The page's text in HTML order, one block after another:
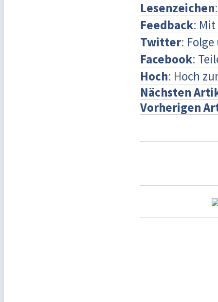
Lesenzeichen
Feedback:
Twitter:
Facebook:
Hoch: Hoch
Nächsten
Vorherigen